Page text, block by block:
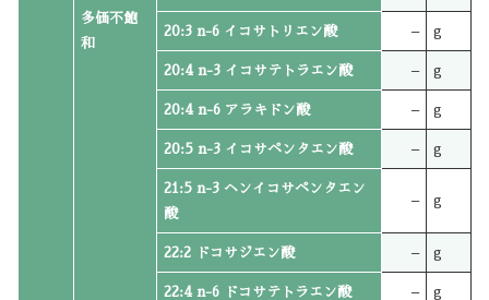
多価不飽
和
20:3 n-6 イコサトリエン酸 – g
20:4 n-3 イコサテトラエン酸 – g
20:4 n-6 アラキドン酸 – g
20:5 n-3 イコサペンタエン酸 – g
21:5 n-3 ヘンイコサペンタエン
酸
– g
22:2 ドコサジエン酸 – g
22:4 n-6 ドコサテトラエン酸 – g